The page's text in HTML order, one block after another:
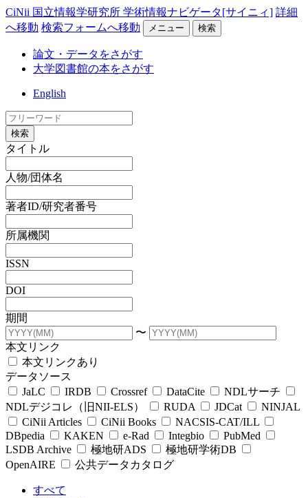
CiNii 国立情報学研究所 学術情報ナビゲータ[サイニィ] 詳細
へ移動 検索フォームへ移動 メニュー 検索
論文・データをさがす
大学図書館の本をさがす
English
検索
タイトル
人物/団体名
著者ID/研究者番号
所属機関
ISSN
DOI
期間
〜
本文リンク
本文リンクあり
データソース
JaLC
IRDB Crossref DataCite
NDLサーチ
NDLデジコレ（旧NII-ELS）
RUDA JDCat
NINJAL
CiNii Articles
CiNii Books
NACSIS-CAT/ILL
DBpedia
KAKEN e-Rad Integbio
PubMed
LSDB Archive
極地研ADS
極地研学術DB
OpenAIRE
公共データカタログ
すべて